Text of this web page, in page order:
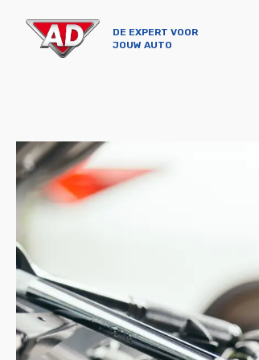
DE EXPERT VOOR
JOUW AUTO